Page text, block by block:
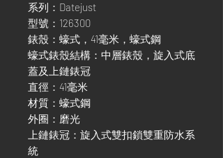
系列：Datejust
型號：126300
錶殼：蠔式，41毫米，蠔式鋼
蠔式錶殼結構：中層錶殼，旋入式底
蓋及上鏈錶冠
直徑：41毫米
材質：蠔式鋼
外圈：磨光
上鏈錶冠：旋入式雙扣鎖雙重防水系
統